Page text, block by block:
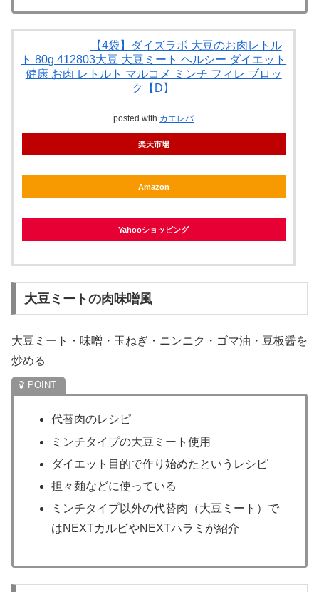
【4袋】ダイズラボ 大豆のお肉レトル
ト 80g 412803大豆 大豆ミート ヘルシー ダイエット
健康 お肉 レトルト マルコメ ミンチ フィレ ブロッ
ク【D】
posted with カエレバ
楽天市場
Amazon
Yahooショッピング
大豆ミートの肉味噌風
大豆ミート・味噌・玉ねぎ・ニンニク・ゴマ油・豆板醤を
炒める
代替肉のレシピ
ミンチタイプの大豆ミート使用
ダイエット目的で作り始めたというレシピ
担々麺などに使っている
ミンチタイプ以外の代替肉（大豆ミート）で
はNEXTカルビやNEXTハラミが紹介